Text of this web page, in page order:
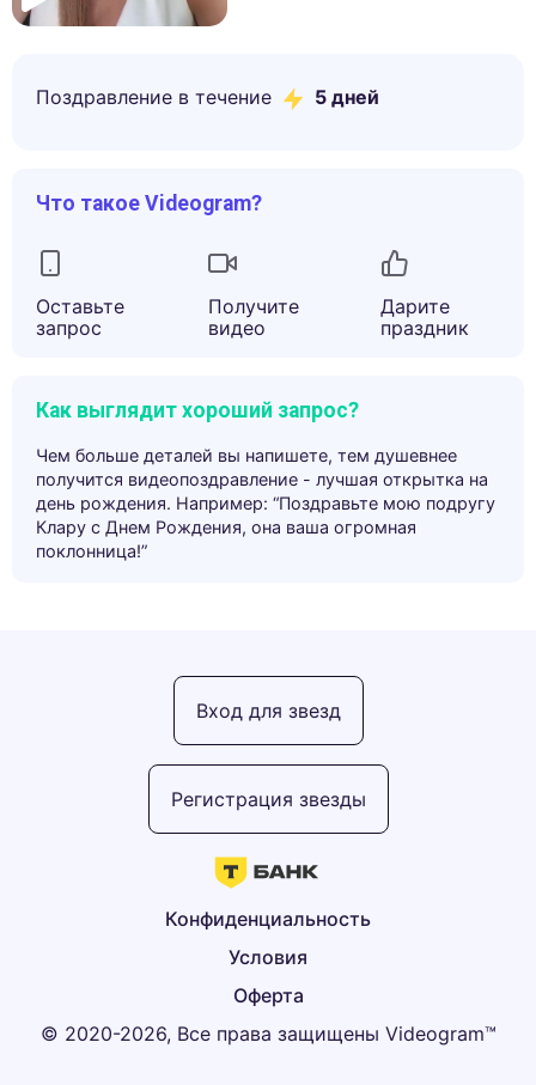
Поздравление в течение 5 дней
Что такое Videogram?
Оставьте
запрос
Получите
видео
Дарите
праздник
Как выглядит хороший запрос?
Чем больше деталей вы напишете, тем душевнее
получится видеопоздравление - лучшая открытка на
день рождения. Например: “Поздравьте мою подругу
Клару с Днем Рождения, она ваша огромная
поклонница!”
© 2020-2026, Все права защищены Videogram™
Оферта
Условия
Конфиденциальность
Регистрация звезды
Вход для звезд